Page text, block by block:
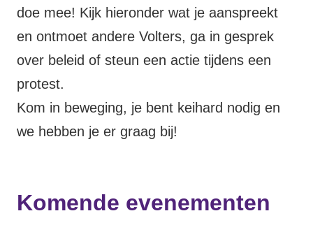
...alle Volt gemeenten
Afdelingen in de provincies
Volt Fryslân
...alle Volt provincies
Mensen
Agenda
doe mee! Kijk hieronder wat je aanspreekt
en ontmoet andere Volters, ga in gesprek
over beleid of steun een actie tijdens een
protest.
Kom in beweging, je bent keihard nodig en
we hebben je er graag bij!
Komende evenementen